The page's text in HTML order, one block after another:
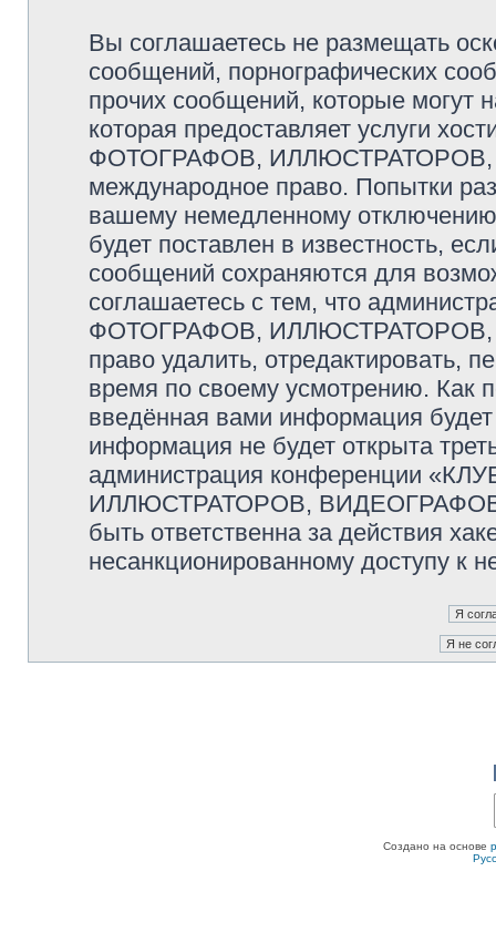
Вы соглашаетесь не размещать
сообщений, порнографических
прочих сообщений, которые могут
которая предоставляет услуги
ФОТОГРАФОВ,
международное право. Попытки
вашему немедленному
будет поставлен в известность,
сообщений сохраняются для
соглашаетесь с тем, что
ФОТОГРАФОВ,
право удалить, отредактировать,
время по своему усмотрению. Как
введённая вами информация
информация не будет открыта
администрация конференции
ИЛЛЮСТРАТОРОВ, ВИДЕОГРАФОВ
быть ответственна за действия
несанкционированному доступу к
Создано на основе